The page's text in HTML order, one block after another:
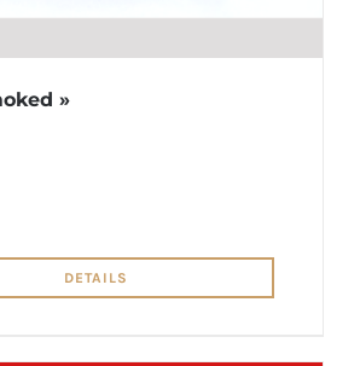
»
DETAILS